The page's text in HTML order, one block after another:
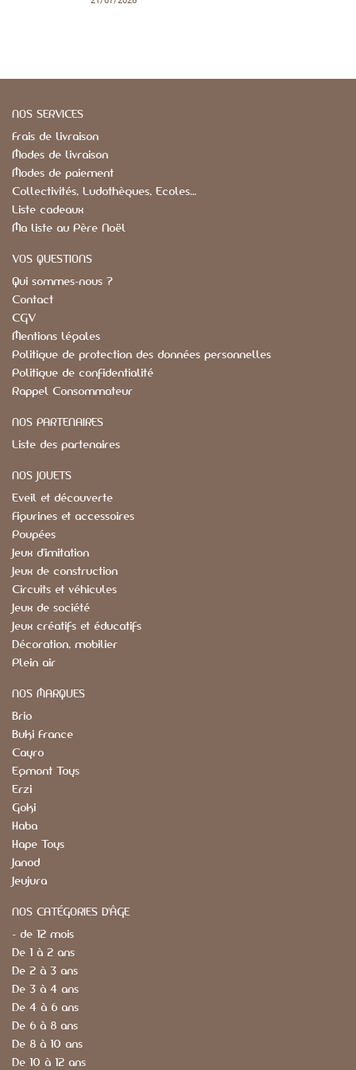
NOS SERVICES
Frais de livraison
Modes de livraison
Modes de paiement
Collectivités, Ludothèques, Ecoles…
Liste cadeaux
Ma liste au Père Noël
VOS QUESTIONS
Qui sommes-nous ?
Contact
CGV
Mentions légales
Politique de protection des données personnelles
Politique de confidentialité
Rappel Consommateur
NOS PARTENAIRES
Liste des partenaires
NOS JOUETS
Eveil et découverte
Figurines et accessoires
Poupées
Jeux d'imitation
Jeux de construction
Circuits et véhicules
Jeux de société
Jeux créatifs et éducatifs
Décoration, mobilier
Plein air
NOS MARQUES
Brio
Buki France
Cayro
Egmont Toys
Erzi
Goki
Haba
Hape Toys
Janod
Jeujura
NOS CATÉGORIES D'ÂGE
- de 12 mois
De 1 à 2 ans
De 2 à 3 ans
De 3 à 4 ans
De 4 à 6 ans
De 6 à 8 ans
De 8 à 10 ans
De 10 à 12 ans